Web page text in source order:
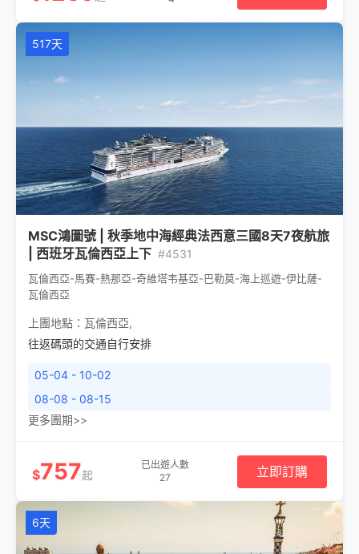
517天
MSC鴻圖號 | 秋季地中海經典法西意三國8天7夜航旅
| 西班牙瓦倫西亞上下 #4531
瓦倫西亞-馬賽-熱那亞-奇維塔韦基亞-巴勒莫-海上巡遊-伊比薩-
瓦倫西亞
上團地點： 瓦倫西亞,
往返碼頭的交通自行安排
05-04 - 10-02
08-08 - 08-15
更多團期>>
$757起
已出遊人數
27
立即訂購
6天